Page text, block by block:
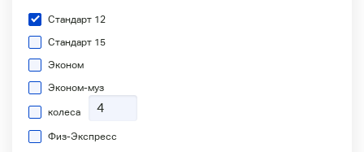
Стандарт 12
Стандарт 15
Эконом
Эконом-муз
колеса
Физ-Экспресс